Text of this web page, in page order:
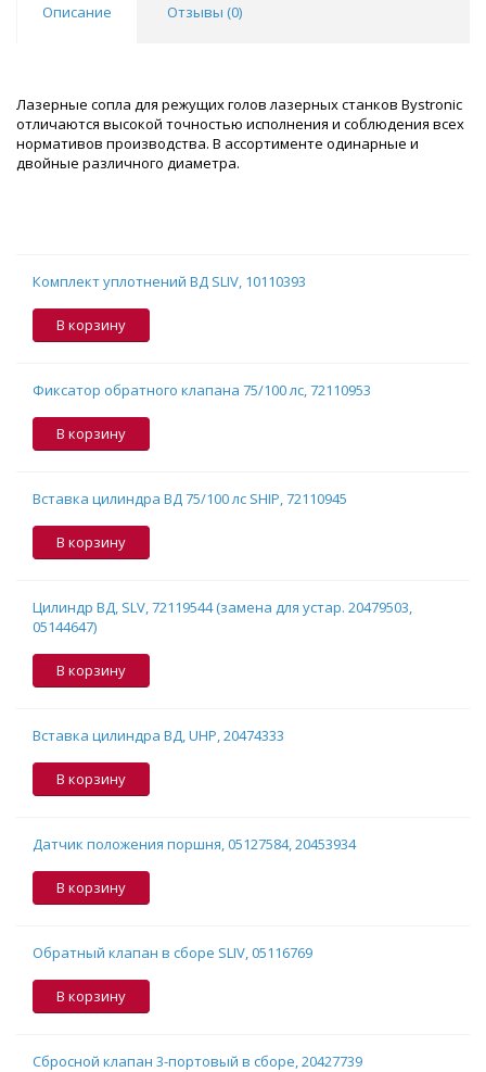
Описание Отзывы (0)
Лазерные сопла для режущих голов лазерных станков Bystronic
отличаются высокой точностью исполнения и соблюдения всех
нормативов производства. В ассортименте одинарные и
двойные различного диаметра.
Комплект уплотнений ВД SLIV, 10110393
В корзину
Фиксатор обратного клапана 75/100 лс, 72110953
В корзину
Вставка цилиндра ВД 75/100 лс SHIP, 72110945
В корзину
Цилиндр ВД, SLV, 72119544 (замена для устар. 20479503,
05144647)
В корзину
Вставка цилиндра ВД, UHP, 20474333
В корзину
Датчик положения поршня, 05127584, 20453934
В корзину
Обратный клапан в сборе SLIV, 05116769
В корзину
Сбросной клапан 3-портовый в сборе, 20427739